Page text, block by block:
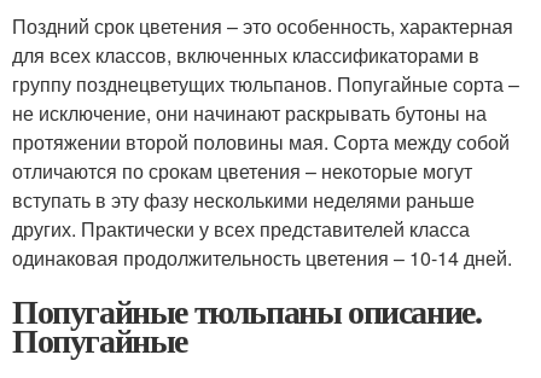
Поздний срок цветения – это особенность, характерная
для всех классов, включенных классификаторами в
группу позднецветущих тюльпанов. Попугайные сорта –
не исключение, они начинают раскрывать бутоны на
протяжении второй половины мая. Сорта между собой
отличаются по срокам цветения – некоторые могут
вступать в эту фазу несколькими неделями раньше
других. Практически у всех представителей класса
одинаковая продолжительность цветения – 10-14 дней.
Попугайные тюльпаны описание.
Попугайные